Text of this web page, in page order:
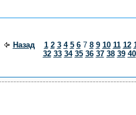
Назад 1 2 3 4 5 67 8 9 10 11 12
32 33 34 35 36 37 38 39 40